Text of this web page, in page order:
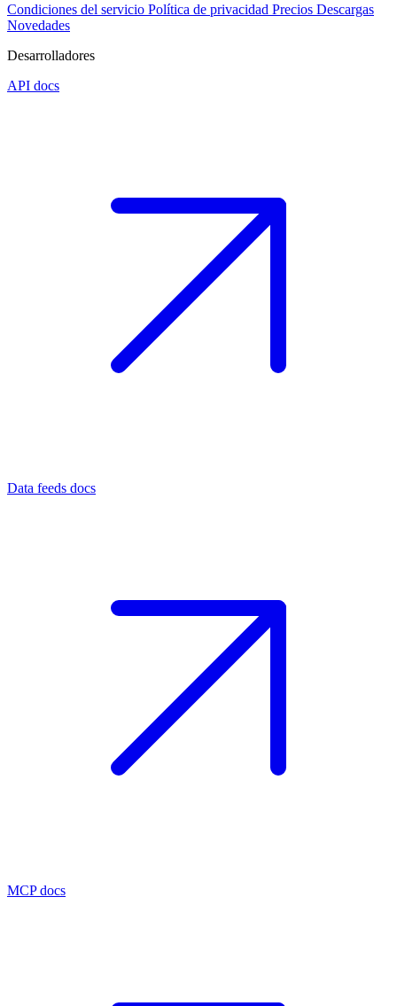
Condiciones del servicio Política de privacidad Precios Descargas
Novedades
Desarrolladores
API docs
Data feeds docs
MCP docs